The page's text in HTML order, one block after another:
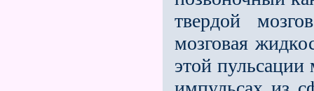
твердой
мозговая
этой пульсации